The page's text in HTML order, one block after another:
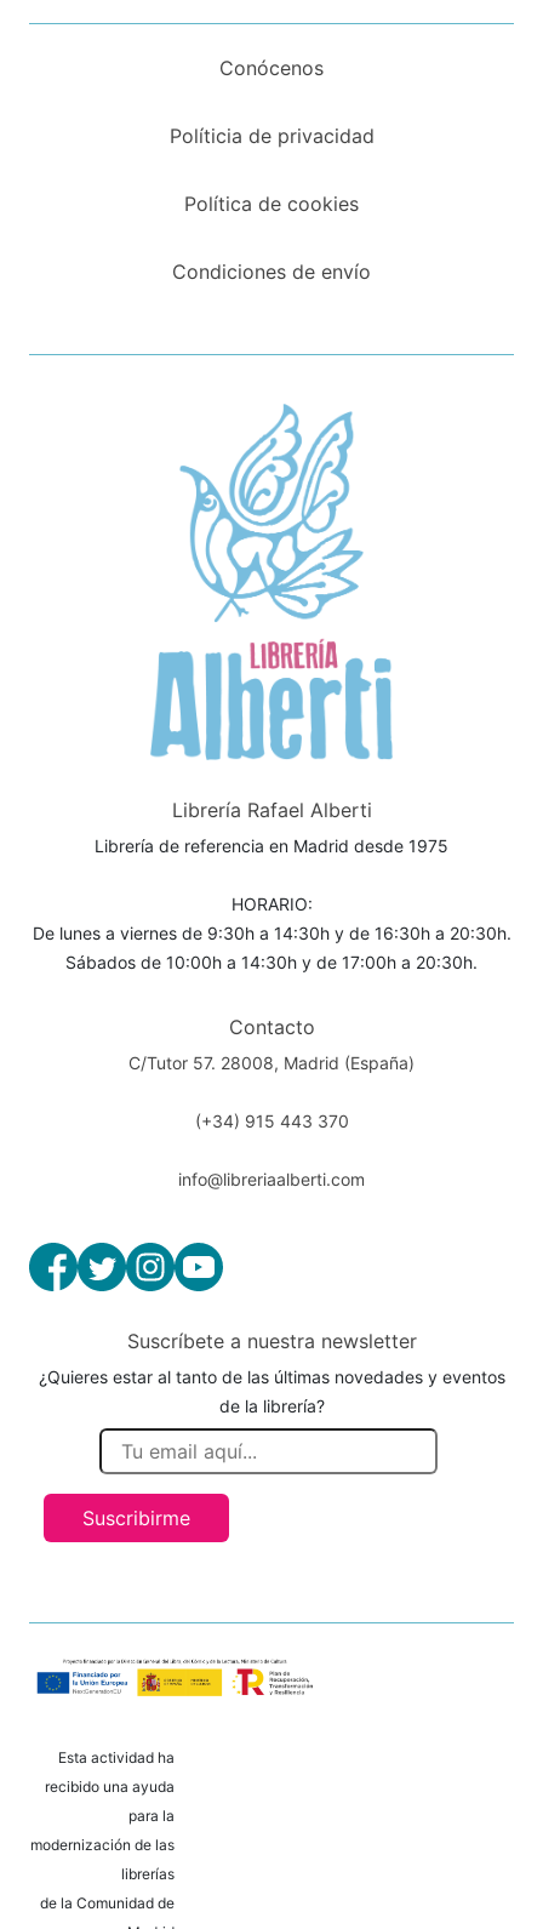
Conócenos
Políticia de privacidad
Política de cookies
Condiciones de envío
Librería Rafael Alberti
Librería de referencia en Madrid desde 1975
HORARIO:
De lunes a viernes de 9:30h a 14:30h y de 16:30h a 20:30h.
Sábados de 10:00h a 14:30h y de 17:00h a 20:30h.
Contacto
C/Tutor 57. 28008, Madrid (España)
(+34) 915 443 370
info@libreriaalberti.com
Suscríbete a nuestra newsletter
¿Quieres estar al tanto de las últimas novedades y eventos
de la librería?
Suscribirme
Esta actividad ha
recibido una ayuda
para la
modernización de las
librerías
de la Comunidad de